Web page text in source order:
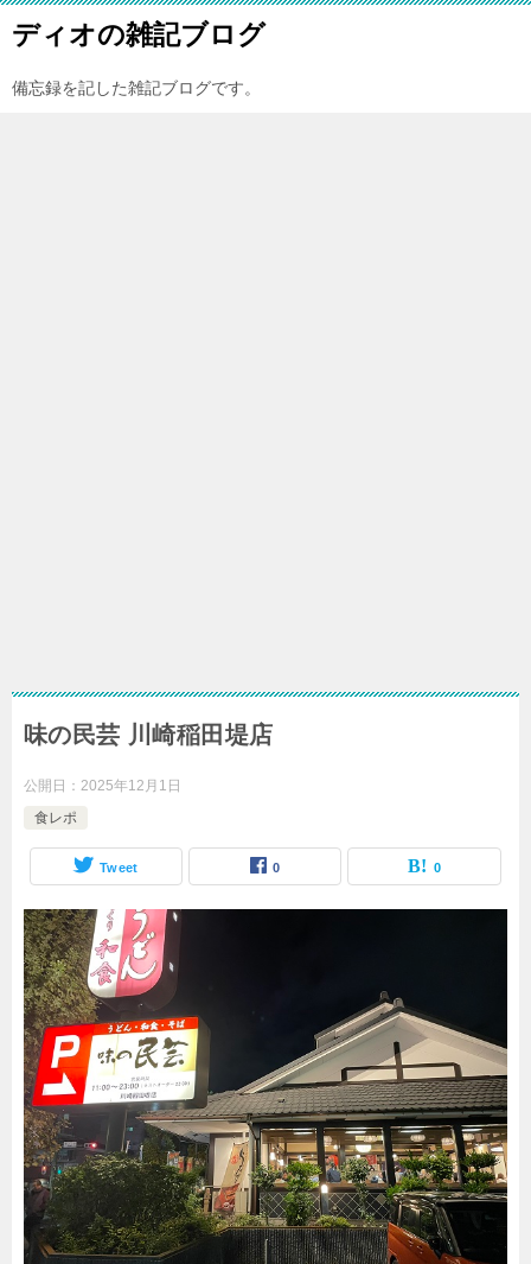
ディオの雑記ブログ
備忘録を記した雑記ブログです。
味の民芸 川崎稲田堤店
公開日： 2025年12月1日
食レポ
Tweet 0 0